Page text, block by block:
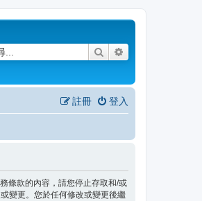
搜尋
登入
註冊
條款的內容，請您停止存取和/或
變更。您於任何修改或變更後繼